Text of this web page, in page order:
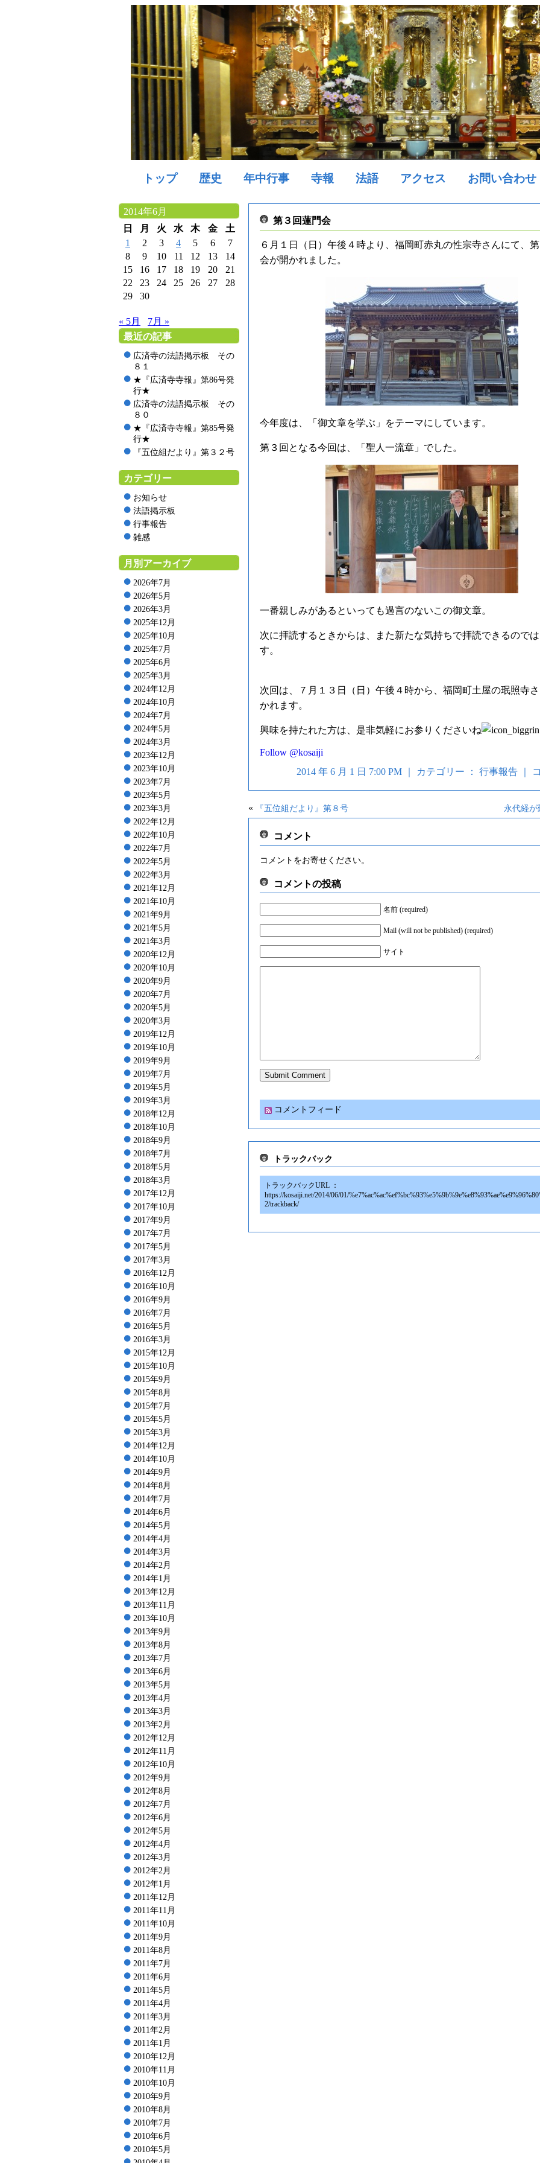
トップ 歴史 年中行事 寺報 法語 アクセス お問い合わせ
2014年6月
日
月 火 水 木 金
土
1
2 3 4 5 6
7
8
9 10 11 12 13
14
15
16 17 18 19 20
21
22
23 24 25 26 27
28
29
30
« 5月
7月 »
最近の記事
広済寺の法語掲示板 その
８１
★『広済寺寺報』第86号発
行★
広済寺の法語掲示板 その
８０
★『広済寺寺報』第85号発
行★
『五位組だより』第３２号
カテゴリー
お知らせ
法語掲示板
行事報告
雑感
月別アーカイブ
2026年7月
2026年5月
2026年3月
2025年12月
2025年10月
2025年7月
2025年6月
2025年3月
2024年12月
2024年10月
2024年7月
2024年5月
2024年3月
2023年12月
2023年10月
2023年7月
2023年5月
2023年3月
2022年12月
2022年10月
2022年7月
2022年5月
2022年3月
2021年12月
2021年10月
2021年9月
2021年5月
2021年3月
2020年12月
2020年10月
2020年9月
2020年7月
2020年5月
2020年3月
2019年12月
2019年10月
2019年9月
2019年7月
2019年5月
2019年3月
2018年12月
2018年10月
2018年9月
2018年7月
2018年5月
2018年3月
2017年12月
2017年10月
2017年9月
2017年7月
2017年5月
2017年3月
2016年12月
2016年10月
2016年9月
2016年7月
2016年5月
2016年3月
2015年12月
2015年10月
2015年9月
2015年8月
2015年7月
2015年5月
2015年3月
2014年12月
2014年10月
2014年9月
2014年8月
2014年7月
2014年6月
2014年5月
2014年4月
2014年3月
2014年2月
2014年1月
2013年12月
2013年11月
2013年10月
2013年9月
2013年8月
2013年7月
2013年6月
2013年5月
2013年4月
2013年3月
2013年2月
2012年12月
2012年11月
2012年10月
2012年9月
2012年8月
2012年7月
2012年6月
2012年5月
2012年4月
2012年3月
2012年2月
2012年1月
2011年12月
2011年11月
2011年10月
2011年9月
2011年8月
2011年7月
2011年6月
2011年5月
2011年4月
2011年3月
2011年2月
2011年1月
2010年12月
2010年11月
2010年10月
2010年9月
2010年8月
2010年7月
2010年6月
2010年5月
第３回蓮門会
６月１日（日）午後４時より、福岡町赤丸の性宗寺さんにて、
会が開かれました。
今年度は、「御文章を学ぶ」をテーマにしています。
第３回となる今回は、「聖人一流章」でした。
一番親しみがあるといっても過言のないこの御文章。
次に拝読するときからは、また新たな気持ちで拝読できるのでは
す。
次回は、７月１３日（日）午後４時から、福岡町土屋の珉照寺
かれます。
興味を持たれた方は、是非気軽にお参りくださいね
Follow @kosaiji
2014 年 6 月 1 日 7:00 PM ｜ カテゴリー ： 行事報告
« 『五位組だより』第８号 永代経が
コメント
コメントをお寄せください。
コメントの投稿
名前 (required)
Mail (will not be published) (required)
サイト
コメントフィード
トラックバック
トラックバックURL ：
https://kosaiji.net/2014/06/01/
2/trackback/